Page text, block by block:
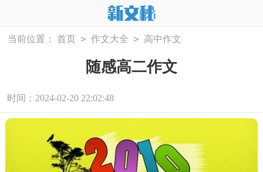
当前位置： 首页 > 作文大全 > 高中作文
随感高二作文
时间：2024-02-20 22:02:48